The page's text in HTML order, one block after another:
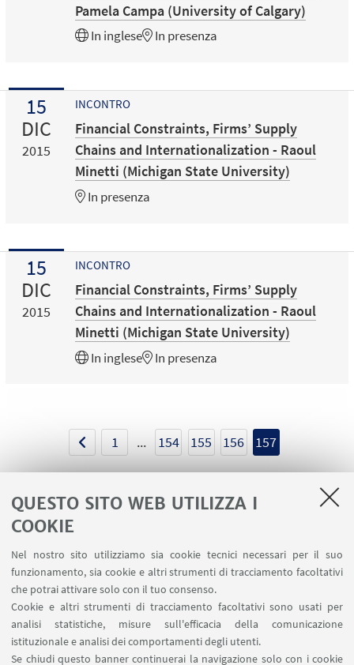
QUESTO SITO WEB UTILIZZA I
COOKIE
Nel nostro sito utilizziamo sia cookie tecnici necessari per il suo
funzionamento, sia cookie e altri strumenti di tracciamento facoltativi
che potrai attivare solo con il tuo consenso.
Cookie e altri strumenti di tracciamento facoltativi sono usati per
analisi statistiche, misure sull'efficacia della comunicazione
istituzionale e analisi dei comportamenti degli utenti.
Se chiudi questo banner continuerai la navigazione solo con i cookie
Pamela Campa (University of Calgary)
In inglese In presenza
15
DIC
2015
INCONTRO
Financial Constraints, Firms’ Supply
Chains and Internationalization - Raoul
Minetti (Michigan State University)
In presenza
15
DIC
2015
INCONTRO
Financial Constraints, Firms’ Supply
Chains and Internationalization - Raoul
Minetti (Michigan State University)
In inglese In presenza
1 ... 154 155 156 157
Contatti
Area riservata
SEGUI IL DIPARTIMENTO SU: